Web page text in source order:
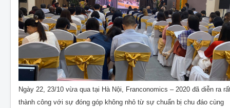
Ngày 22, 23/10 vừa qua tại Hà Nội, Franconomics – 2020 đã diễn ra
thành công với sự đóng góp không nhỏ từ sự chuẩn bị chu đáo cùng